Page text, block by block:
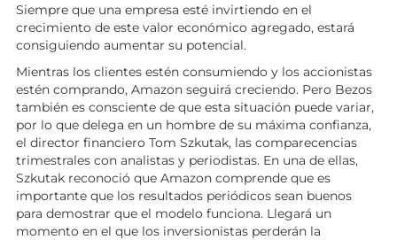
Siempre que una empresa esté invirtiendo en el
crecimiento de este valor económico agregado, estará
consiguiendo aumentar su potencial.
Mientras los clientes estén consumiendo y los accionistas
estén comprando, Amazon seguirá creciendo. Pero Bezos
también es consciente de que esta situación puede variar,
por lo que delega en un hombre de su máxima confianza,
el director financiero Tom Szkutak, las comparecencias
trimestrales con analistas y periodistas. En una de ellas,
Szkutak reconoció que Amazon comprende que es
importante que los resultados periódicos sean buenos
para demostrar que el modelo funciona. Llegará un
momento en el que los inversionistas perderán la